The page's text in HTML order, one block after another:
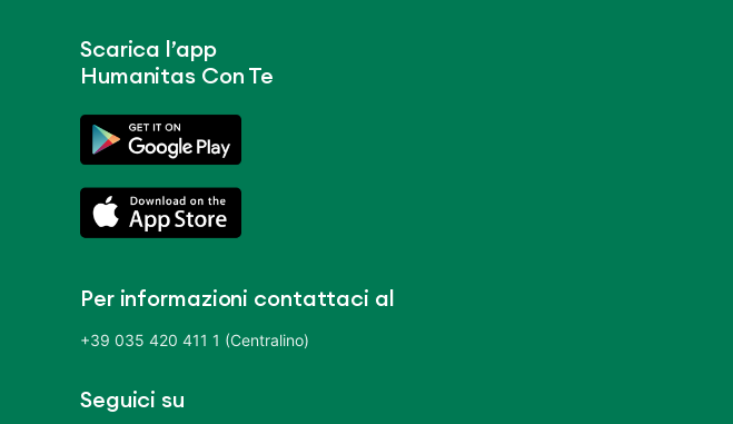
Scarica l’app
Humanitas Con Te
Per informazioni contattaci al
+39 035 420 411 1 (Centralino)
Seguici su